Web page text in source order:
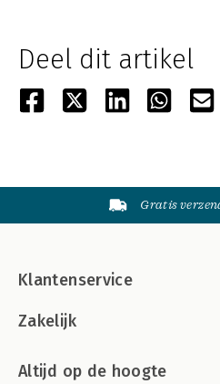
Deel dit artikel
Gratis
Klantenservice
Zakelijk
Altijd op de hoogte